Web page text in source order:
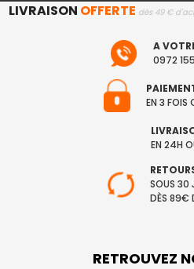
LIVRAISON OFFERTE dès 49 €
A
0972
EN 3 FOIS
EN 24H
SOUS 30
DÈS 89€
RETROUVEZ